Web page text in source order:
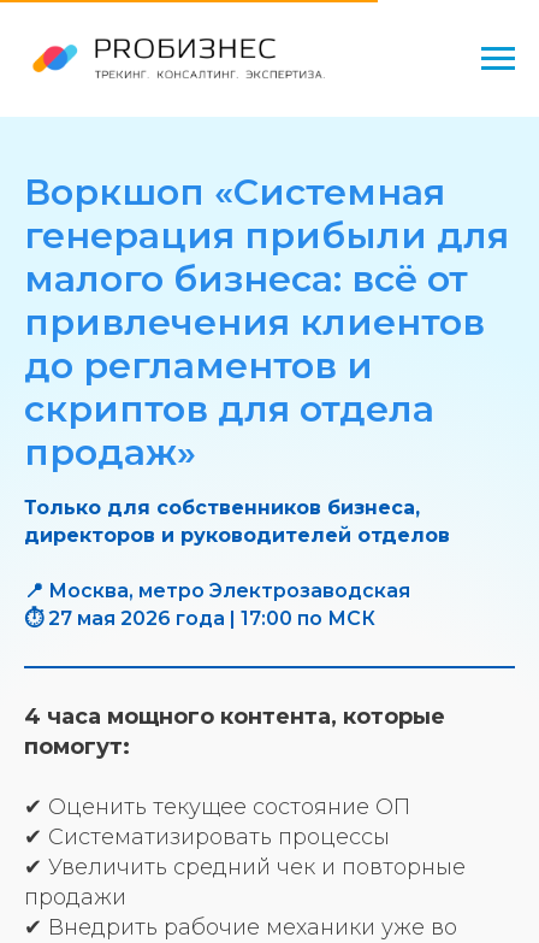
Воркшоп «Системная
генерация прибыли для
малого бизнеса: всё от
привлечения клиентов
до регламентов и
скриптов для отдела
продаж»
Только для собственников бизнеса,
директоров и руководителей отделов
📍 Москва, метро Электрозаводская
⏱ 27 мая 2026 года | 17:00 по МСК
4 часа мощного контента, которые
помогут:
✔ Оценить текущее состояние ОП
✔ Систематизировать процессы
✔ Увеличить средний чек и повторные
продажи
✔ Внедрить рабочие механики уже во